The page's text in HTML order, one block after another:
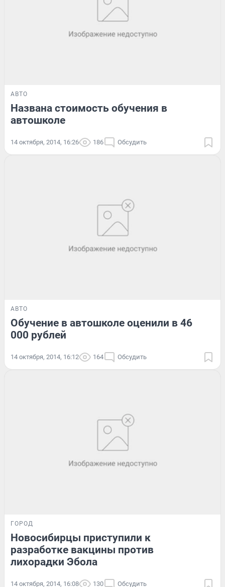
АВТО
Названа стоимость обучения в
автошколе
14 октября, 2014, 16:26 186 Обсудить
АВТО
Обучение в автошколе оценили в 46
000 рублей
14 октября, 2014, 16:12 164 Обсудить
ГОРОД
Новосибирцы приступили к
разработке вакцины против
лихорадки Эбола
14 октября, 2014, 16:08 130 Обсудить